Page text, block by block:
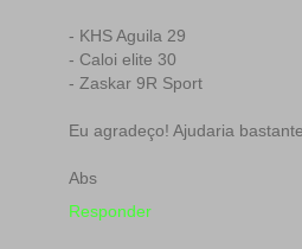
- KHS Aguila 29
- Caloi elite 30
- Zaskar 9R Sport
Eu agradeço! Ajudaria
Abs
Responder